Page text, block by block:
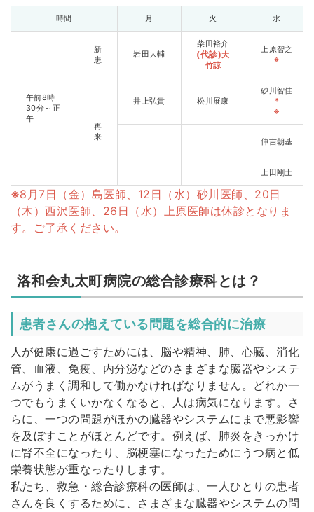
時間 月 火 水
午前8時
30分～正
午
新
患
岩田大輔
柴田裕介
(代診)大
竹諒
上原智之
※
再
来
井上弘貴 松川展康
砂川智佳
*
※
仲吉朝基
上田剛士
※8月7日（金）島医師、12日（水）砂川医師、20日
（木）西沢医師、26日（水）上原医師は休診となりま
す。ご了承ください。
洛和会丸太町病院の総合診療科とは？
患者さんの抱えている問題を総合的に治療
人が健康に過ごすためには、脳や精神、肺、心臓、消化
管、血液、免疫、内分泌などのさまざまな臓器やシステ
ムがうまく調和して働かなければなりません。どれか一
つでもうまくいかなくなると、人は病気になります。さ
らに、一つの問題がほかの臓器やシステムにまで悪影響
を及ぼすことがほとんどです。例えば、肺炎をきっかけ
に腎不全になったり、脳梗塞になったためにうつ病と低
栄養状態が重なったりします。
私たち、救急・総合診療科の医師は、一人ひとりの患者
さんを良くするために、さまざまな臓器やシステムの問